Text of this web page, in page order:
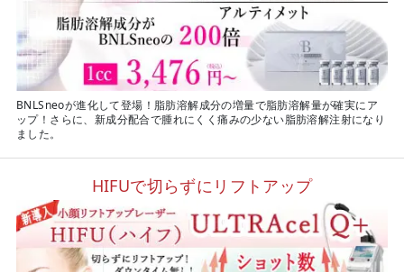
BNLSneoが進化して登場！脂肪溶解成分の増量で脂肪溶解量が確実にア
ップ！さらに、新成分配合で腫れにくく痛みの少ない脂肪溶解注射になり
ました。
HIFUで切らずにリフトアップ